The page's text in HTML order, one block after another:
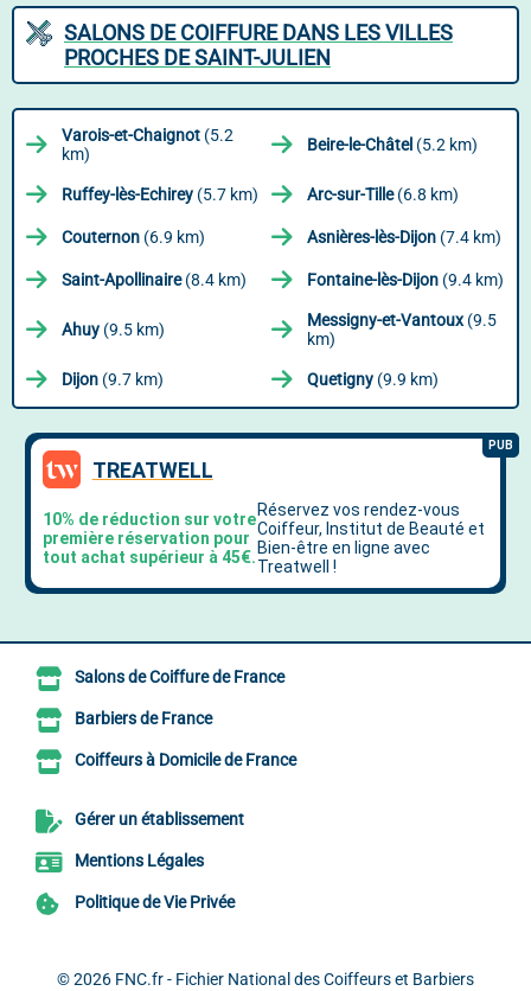
SALONS DE COIFFURE DANS LES VILLES
PROCHES DE SAINT-JULIEN
Varois-et-Chaignot (5.2
km)
Beire-le-Châtel (5.2 km)
Ruffey-lès-Echirey (5.7 km) Arc-sur-Tille(6.8 km)
Couternon (6.9 km) Asnières-lès-Dijon (7.4 km)
Saint-Apollinaire(8.4 km) Fontaine-lès-Dijon (9.4 km)
Ahuy (9.5 km) Messigny-et-Vantoux(9.5
km)
Dijon (9.7 km) Quetigny (9.9 km)
Salons de Coiffure de France
Barbiers de France
Coiffeurs à Domicile de France
Gérer un établissement
Mentions Légales
Politique de Vie Privée
© 2026 FNC.fr - Fichier National des Coiffeurs et Barbiers